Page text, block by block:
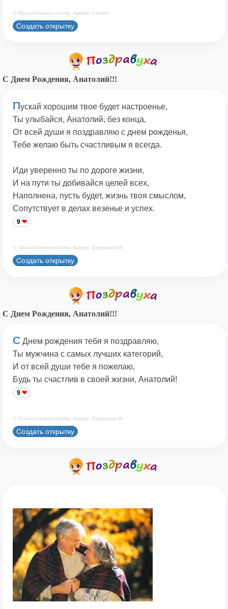
© Принадлежит сайту. Автор: Lav-len
Создать открытку
С Днем Рождения, Анатолий!!!
Пускай хорошим твое будет настроенье,
Ты улыбайся, Анатолий, без конца,
От всей души я поздравляю с днем рожденья,
Тебе желаю быть счастливым я всегда.
Иди уверенно ты по дороге жизни,
И на пути ты добивайся целей всех,
Наполнена, пусть будет, жизнь твоя смыслом,
Сопутствует в делах везенье и успех.
9
© Принадлежит сайту. Автор: Берсанов М.
Создать открытку
С Днем Рождения, Анатолий!!!
С Днем рождения тебя я поздравляю,
Ты мужчина с самых лучших категорий,
И от всей души тебе я пожелаю,
Будь ты счастлив в своей жизни, Анатолий!
9
© Принадлежит сайту. Автор: Берсанов М.
Создать открытку